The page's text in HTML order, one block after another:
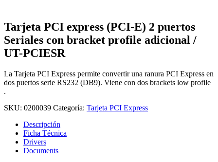
Tarjeta PCI express (PCI-E) 2 puertos
Seriales con bracket profile adicional /
UT-PCIESR
La Tarjeta PCI Express permite convertir una ranura PCI Express en
dos puertos serie RS232 (DB9). Viene con dos brackets low profile
.
SKU: 0200039 Categoría: Tarjeta PCI Express
Descripción
Ficha Técnica
Drivers
Documents